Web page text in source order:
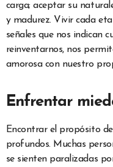
carga; aceptar su
y madurez. Vivir cada
señales que nos indican
reinventarnos, nos
amorosa con nuestro
Enfrentar
Encontrar el propósito
profundos. Muchas
se sienten paralizadas